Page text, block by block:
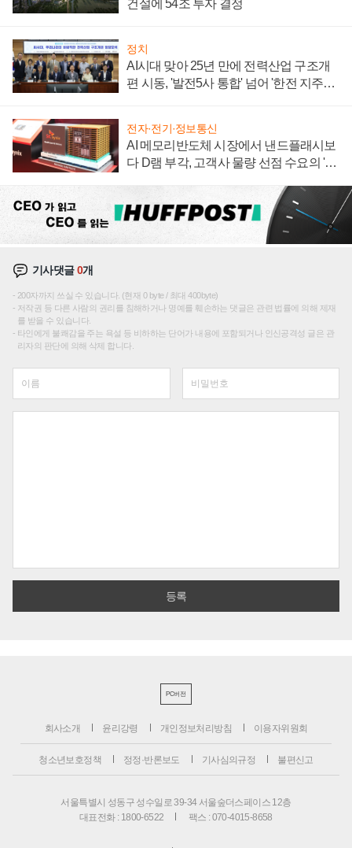
건설에 54조 투자 결정
정치
AI시대 맞아 25년 만에 전력산업 구조개
편 시동, '발전5사 통합' 넘어 '한전 지주사'
전자·전기·정보통신
AI 메모리반도체 시장에서 낸드플래시보
다 D램 부각, 고객사 물량 선점 수요의 '우
기사댓글0개
200자까지 쓰실 수 있습니다. (현재 0 byte / 최대 400byte)
저작권 등 다른 사람의 권리를 침해하거나 명예를 훼손하는 댓글은 관련 법률에 의해 제재
를 받을 수 있습니다.
타인에게 불쾌감을 주는 욕설 등 비하하는 단어가 내용에 포함되거나 인신공격성 글은 관
리자의 판단에 의해 삭제 합니다.
PC버전
회사소개 윤리강령 개인정보처리방침 이용자위원회
청소년보호정책 정정·반론보도 기사심의규정 불편신고
서울특별시 성동구 성수일로 39-34 서울숲더스페이스 12층
대표전화 : 1800-6522
팩스 : 070-4015-8658